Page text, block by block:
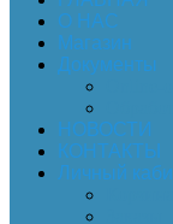
О НАС
Магазин
Документы
НОВОСТИ
КОНТАКТЫ
Личный